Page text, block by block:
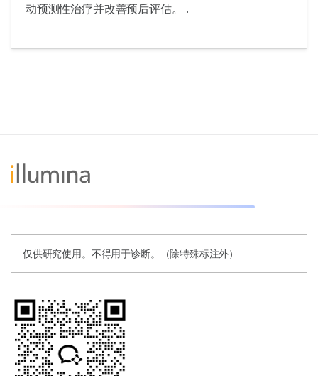
动预测性治疗并改善预后评估。 .
仅供研究使用。不得用于诊断。（除特殊标注外）